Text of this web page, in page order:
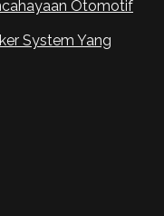
Otomotif
System Yang